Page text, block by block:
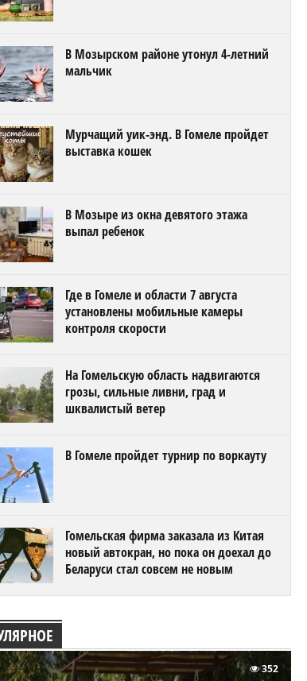
В Мозырском районе утонул 4-летний
мальчик
Мурчащий уик-энд. В Гомеле пройдет
выставка кошек
В Мозыре из окна девятого этажа
выпал ребенок
Где в Гомеле и области 7 августа
установлены мобильные камеры
контроля скорости
На Гомельскую область надвигаются
грозы, сильные ливни, град и
шквалистый ветер
В Гомеле пройдет турнир по воркауту
Гомельская фирма заказала из Китая
новый автокран, но пока он доехал до
Беларуси стал совсем не новым
352